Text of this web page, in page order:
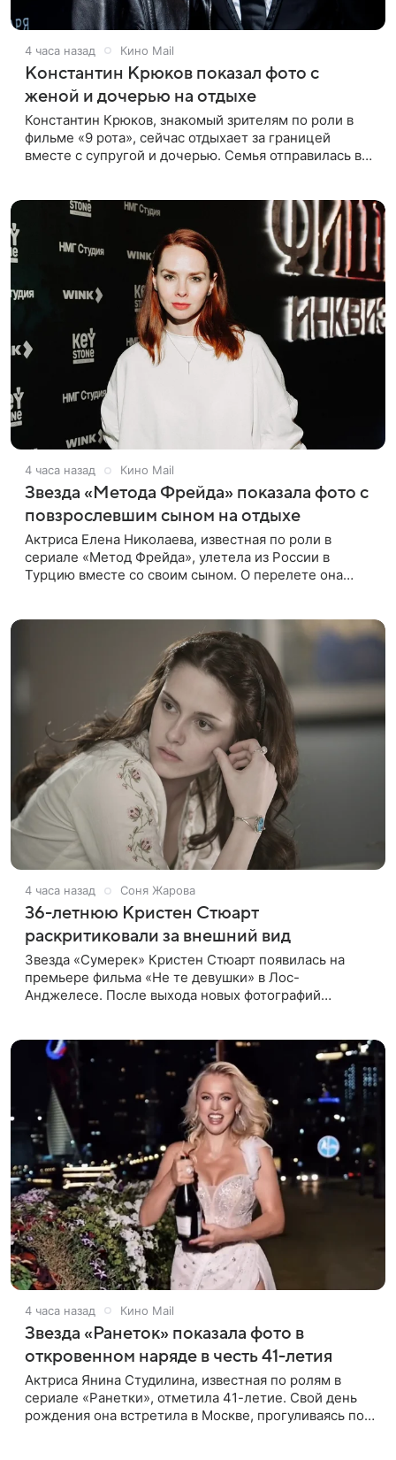
4 часа назад Кино Mail
Константин Крюков показал фото с
женой и дочерью на отдыхе
Константин Крюков, знакомый зрителям по роли в
фильме «9 рота», сейчас отдыхает за границей
вместе с супругой и дочерью. Семья отправилась в
4 часа назад Кино Mail
Звезда «Метода Фрейда» показала фото с
повзрослевшим сыном на отдыхе
Актриса Елена Николаева, известная по роли в
сериале «Метод Фрейда», улетела из России в
Турцию вместе со своим сыном. О перелете она
4 часа назад Соня Жарова
36-летнюю Кристен Стюарт
раскритиковали за внешний вид
Звезда «Сумерек» Кристен Стюарт появилась на
премьере фильма «Не те девушки» в Лос-
Анджелесе. После выхода новых фотографий
4 часа назад Кино Mail
Звезда «Ранеток» показала фото в
откровенном наряде в честь 41-летия
Актриса Янина Студилина, известная по ролям в
сериале «Ранетки», отметила 41-летие. Свой день
рождения она встретила в Москве, прогуливаясь по